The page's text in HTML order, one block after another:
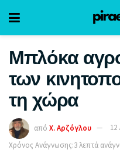
Μπλόκα
των
τη χώρα
από Χ. Αρζόγλου
12
Χρόνος Ανάγνωσης:3 λεπτά